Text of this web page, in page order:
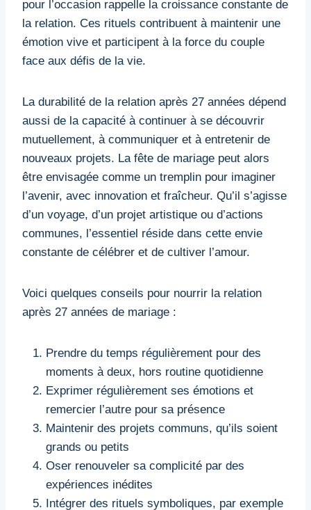
pour l’occasion rappelle la croissance constante de
la relation. Ces rituels contribuent à maintenir une
émotion vive et participent à la force du couple
face aux défis de la vie.
La durabilité de la relation après 27 années dépend
aussi de la capacité à continuer à se découvrir
mutuellement, à communiquer et à entretenir de
nouveaux projets. La fête de mariage peut alors
être envisagée comme un tremplin pour imaginer
l’avenir, avec innovation et fraîcheur. Qu’il s’agisse
d’un voyage, d’un projet artistique ou d’actions
communes, l’essentiel réside dans cette envie
constante de célébrer et de cultiver l’amour.
Voici quelques conseils pour nourrir la relation
après 27 années de mariage :
Prendre du temps régulièrement pour des
moments à deux, hors routine quotidienne
Exprimer régulièrement ses émotions et
remercier l’autre pour sa présence
Maintenir des projets communs, qu’ils soient
grands ou petits
Oser renouveler sa complicité par des
expériences inédites
Intégrer des rituels symboliques, par exemple